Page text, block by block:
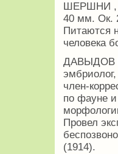
ШЕРШНИ ,
40 мм. Ок.
Питаются
человека
ДАВЫДОВ
член-
по фауне
Провел
(1914).